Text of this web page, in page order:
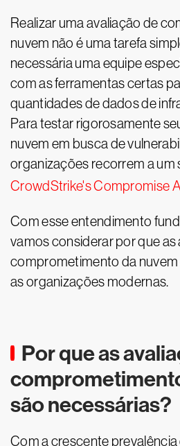
Realizar uma avaliação de
nuvem não é uma tarefa
necessária uma equipe
com as ferramentas certas
quantidades de dados de
Para testar rigorosamente
nuvem em busca de
organizações recorrem a um
CrowdStrike's Compromise
Com esse entendimento
vamos considerar por que as
comprometimento da nuvem
as organizações modernas.
Por que as
são necessárias?
Com a crescente prevalência